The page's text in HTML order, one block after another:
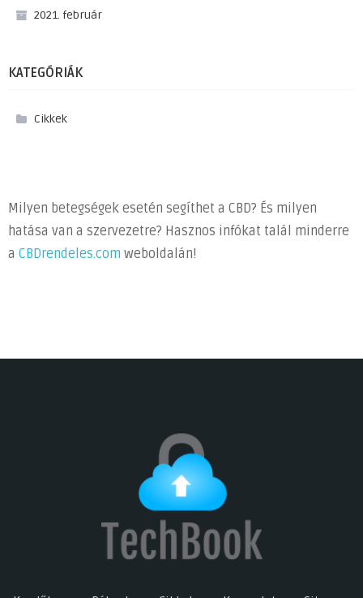
2021. február
KATEGÓRIÁK
Cikkek
Milyen betegségek esetén segíthet a CBD? És milyen
hatása van a szervezetre? Hasznos infókat talál minderre
a CBDrendeles.com weboldalán!